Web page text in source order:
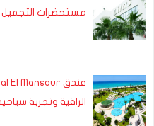
مستحضرات
الراقية وتجربة